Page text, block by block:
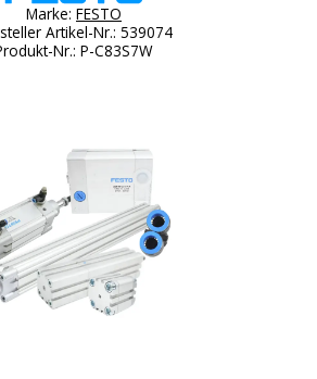
Marke: FESTO
Artikel-Nr.: 539074
Nr.: P-C83S7W